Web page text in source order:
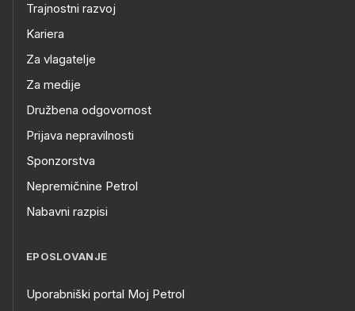
Trajnostni razvoj
Kariera
Za vlagatelje
Za medije
Družbena odgovornost
Prijava nepravilnosti
Sponzorstva
Nepremičnine Petrol
Nabavni razpisi
EPOSLOVANJE
Uporabniški portal Moj Petrol